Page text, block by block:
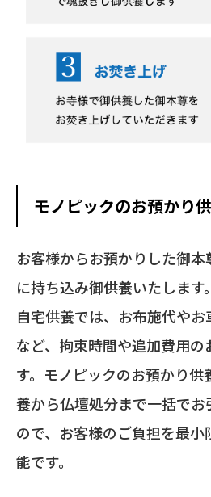
モノピックのお預かり
お客様からお預かりした御
に持ち込み御供養いたします。
自宅供養では、お布施代や
など、拘束時間や追加費用の
す。モノピックのお預かり
養から仏壇処分まで一括で
ので、お客様のご負担を最小
能です。